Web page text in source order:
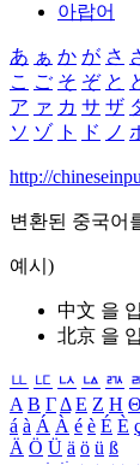
아랍어
あ ぁ か が さ
こ ご そ ぞ と
ア ァ カ サ ザ
ソ ゾ ト ド ノ
http://
변환된 중국어
예시)
中文 을
北京 을
ㅥ ㅦ ㅧ ㅨ ㅩ
Α Β ΓΔ Ε Ζ Η Θ
á à Á À é è É È
Ä Ö Ü ä ö ü ß